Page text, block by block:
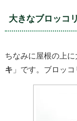
大きなブロッコ
ちなみに屋根の上
キ 」です。ブロッ